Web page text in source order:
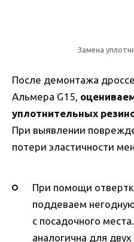
Замена
После демонтажа
Альмера G15,
уплотнительных
При выявлении
потери эластичности
При помощи
поддеваем
с посадочного
аналогична для